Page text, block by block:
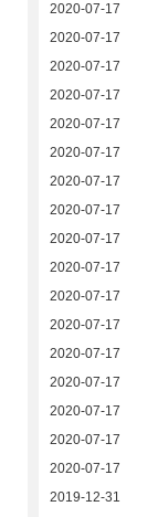
2020-07-17
2020-07-17
2020-07-17
2020-07-17
2020-07-17
2020-07-17
2020-07-17
2020-07-17
2020-07-17
2020-07-17
2020-07-17
2020-07-17
2020-07-17
2020-07-17
2020-07-17
2020-07-17
2020-07-17
2019-12-31